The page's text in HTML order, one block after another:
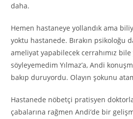
daha.
Hemen hastaneye yollandık ama
yoktu hastanede. Bırakın psikoloğu
ameliyat yapabilecek cerrahımız
söyleyemedim Yılmaz’a, Andi
bakıp duruyordu. Olayın şokunu
Hastanede nöbetçi pratisyen
çabalarına rağmen Andi’de bir